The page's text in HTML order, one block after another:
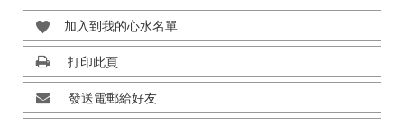
加入到我的心水名單
打印此頁
發送電郵給好友